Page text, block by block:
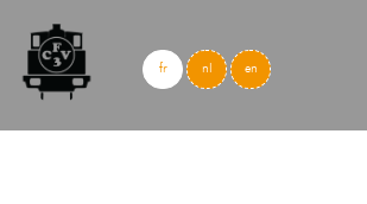
skip to content
fr nl en